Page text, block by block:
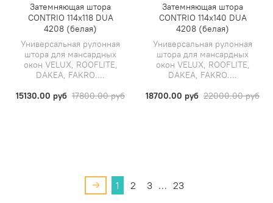
Затемняющая штора
CONTRIO 114х118 DUA
4208 (белая)
Универсальная рулонная
штора для мансардных
окон VELUX, ROOFLITE,
DAKEA, FAKRO....
15130.00 руб 17800.00 руб
Затемняющая штора
CONTRIO 114х140 DUA
4208 (белая)
Универсальная рулонная
штора для мансардных
окон VELUX, ROOFLITE,
DAKEA, FAKRO....
18700.00 руб 22000.00 руб
1 2 3 … 23